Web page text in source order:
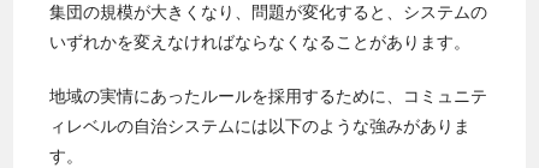
集団の規模が大きくなり、問題が変化すると、システムの
いずれかを変えなければならなくなることがあります。
地域の実情にあったルールを採用するために、コミュニテ
ィレベルの自治システムには以下のような強みがありま
す。